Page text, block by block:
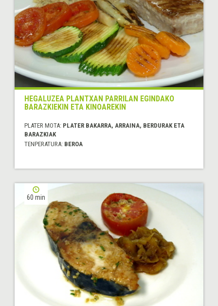
HEGALUZEA PLANTXAN PARRILAN EGINDAKO
BARAZKIEKIN ETA KINOAREKIN
PLATER MOTA: PLATER BAKARRA, ARRAINA, BERDURAK ETA
BARAZKIAK
TENPERATURA: BEROA
60 min